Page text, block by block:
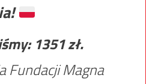
1351zł.
Fundacji Magna